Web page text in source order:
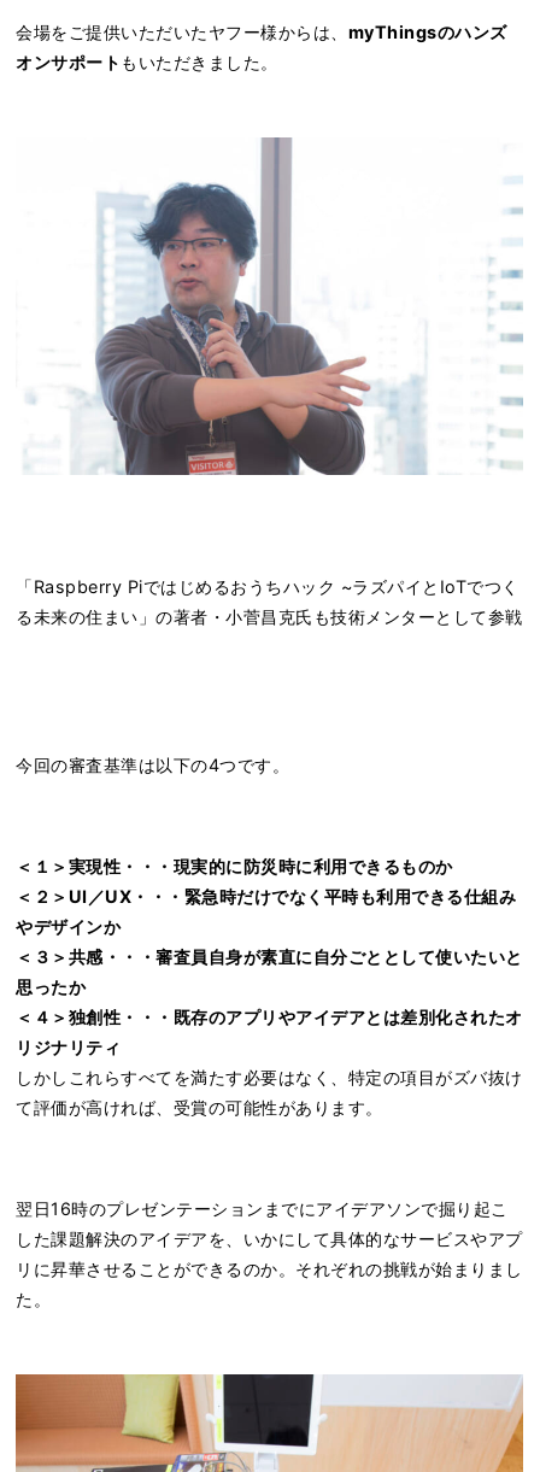
会場をご提供いただいたヤフー様からは、 myThingsのハンズ
オンサポート もいただきました。
「Raspberry Piではじめるおうちハック ~ラズパイとIoTでつく
る未来の住まい」の著者・小菅昌克氏も技術メンターとして参戦
今回の審査基準は以下の4つです。
＜１＞実現性・・・現実的に防災時に利用できるものか
＜２＞UI ／UX ・・・緊急時だけでなく平時も利用できる仕組み
やデザインか
＜３＞共感・・・審査員自身が素直に自分ごととして使いたいと
思ったか
＜４＞独創性・・・既存のアプリやアイデアとは差別化されたオ
リジナリティ
しかしこれらすべてを満たす必要はなく、特定の項目がズバ抜け
て評価が高ければ、受賞の可能性があります。
翌日16時のプレゼンテーションまでにアイデアソンで掘り起こ
した課題解決のアイデアを、いかにして具体的なサービスやアプ
リに昇華させることができるのか。それぞれの挑戦が始まりまし
た。